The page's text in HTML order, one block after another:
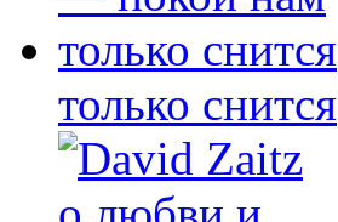
только снится